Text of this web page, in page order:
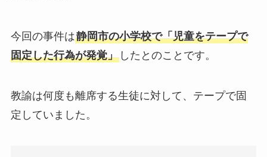
今回の事件は静岡市の小学校で「児童をテープで
固定した行為が発覚」したとのことです。
教諭は何度も離席する生徒に対して、テープで固
定していました。